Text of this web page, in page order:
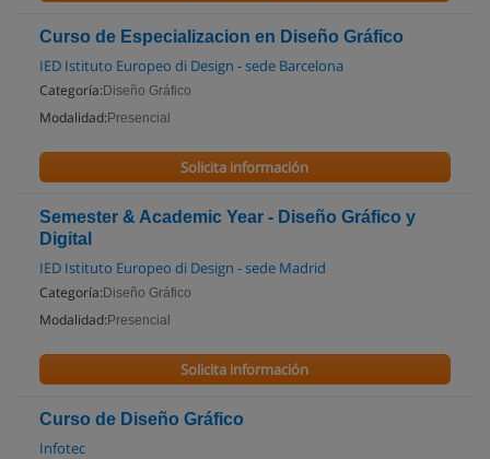
Curso de Especializacion en Diseño Gráfico
IED Istituto Europeo di Design - sede Barcelona
Categoría: Diseño Gráfico
Modalidad: Presencial
Solicita información
Semester & Academic Year - Diseño Gráfico y
Digital
IED Istituto Europeo di Design - sede Madrid
Categoría: Diseño Gráfico
Modalidad: Presencial
Solicita información
Curso de Diseño Gráfico
Infotec